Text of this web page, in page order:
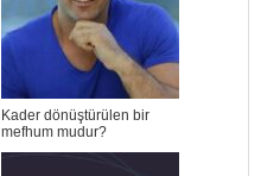
Kader dönüştürülen bir
mefhum mudur?